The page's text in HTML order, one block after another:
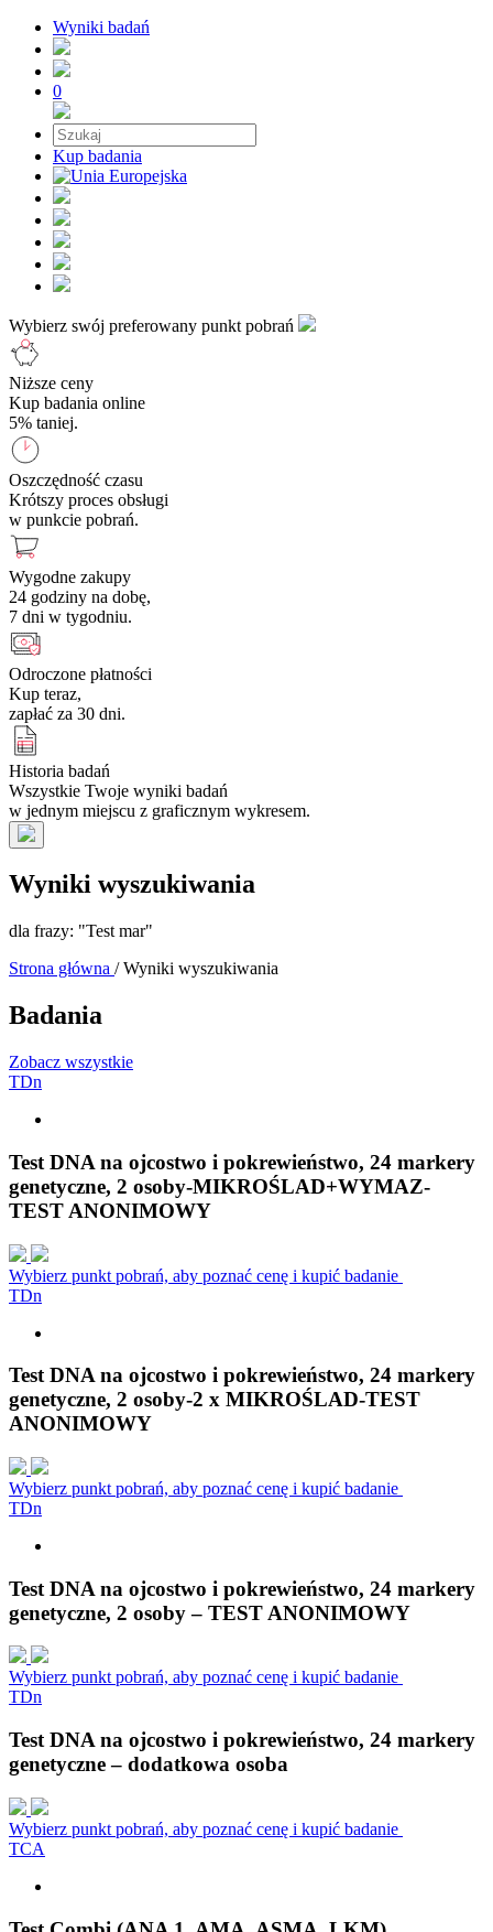
Wyniki badań
0
Kup badania
Wybierz swój preferowany punkt pobrań
Niższe ceny
Kup badania online
5% taniej.
Oszczędność czasu
Krótszy proces obsługi
w punkcie pobrań.
Wygodne zakupy
24 godziny na dobę,
7 dni w tygodniu.
Odroczone płatności
Kup teraz,
zapłać za 30 dni.
Historia badań
Wszystkie Twoje wyniki badań
w jednym miejscu z graficznym wykresem.
Wyniki wyszukiwania
dla frazy: "Test mar"
Strona główna / Wyniki wyszukiwania
Badania
Zobacz wszystkie
TDn
Test DNA na ojcostwo i pokrewieństwo, 24 markery
genetyczne, 2 osoby-MIKROŚLAD+WYMAZ-
TEST ANONIMOWY
Wybierz punkt pobrań, aby poznać cenę i kupić badanie
TDn
Test DNA na ojcostwo i pokrewieństwo, 24 markery
genetyczne, 2 osoby-2 x MIKROŚLAD-TEST
ANONIMOWY
Wybierz punkt pobrań, aby poznać cenę i kupić badanie
TDn
Test DNA na ojcostwo i pokrewieństwo, 24 markery
genetyczne, 2 osoby – TEST ANONIMOWY
Wybierz punkt pobrań, aby poznać cenę i kupić badanie
TDn
Test DNA na ojcostwo i pokrewieństwo, 24 markery
genetyczne – dodatkowa osoba
Wybierz punkt pobrań, aby poznać cenę i kupić badanie
TCA